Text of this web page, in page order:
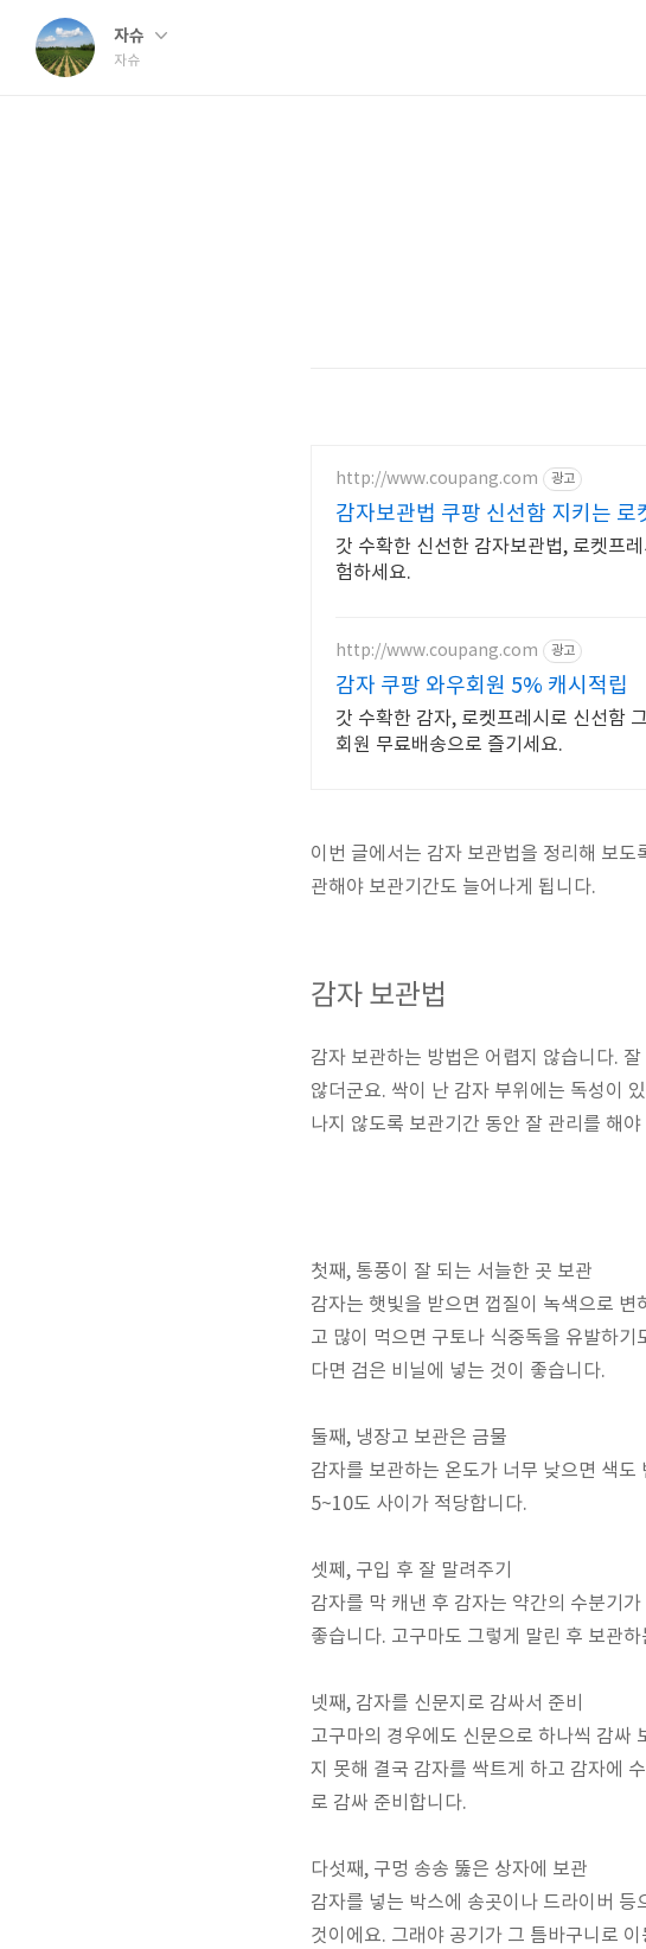
자슈
자슈
http://www.coupang.com 광고
감자보관법 쿠팡 신선함 지키는 로
갓 수확한 신선한 감자보관법, 로켓프
험하세요.
http://www.coupang.com 광고
감자 쿠팡 와우회원 5% 캐시적립
갓 수확한 감자, 로켓프레시로 신선함
회원 무료배송으로 즐기세요.
이번 글에서는 감자 보관법을 정리해 보
관해야 보관기간도 늘어나게 됩니다.
감자 보관법
감자 보관하는 방법은 어렵지 않습니다.
않더군요. 싹이 난 감자 부위에는 독성이
나지 않도록 보관기간 동안 잘 관리를 해야
첫째, 통풍이 잘 되는 서늘한 곳 보관
감자는 햇빛을 받으면 껍질이 녹색으로
고 많이 먹으면 구토나 식중독을 유발하
다면 검은 비닐에 넣는 것이 좋습니다.
둘째, 냉장고 보관은 금물
감자를 보관하는 온도가 너무 낮으면 색
5~10도 사이가 적당합니다.
셋쩨, 구입 후 잘 말려주기
감자를 막 캐낸 후 감자는 약간의 수분기
좋습니다. 고구마도 그렇게 말린 후 보관
넷째, 감자를 신문지로 감싸서 준비
고구마의 경우에도 신문으로 하나씩 감싸
지 못해 결국 감자를 싹트게 하고 감자에
로 감싸 준비합니다.
다섯째, 구멍 송송 뚫은 상자에 보관
감자를 넣는 박스에 송곳이나 드라이버
것이에요. 그래야 공기가 그 틈바구니로